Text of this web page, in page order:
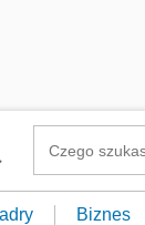
Biznes